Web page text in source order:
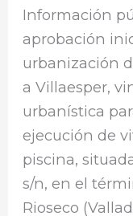
Información
aprobación
urbanización
a Villaesper,
urbanística
ejecución de
piscina,
s/n, en el
Rioseco
GARJE
Y
PISCINA
Y
PROYECTO
DE
DERRIBO
DE
LAS